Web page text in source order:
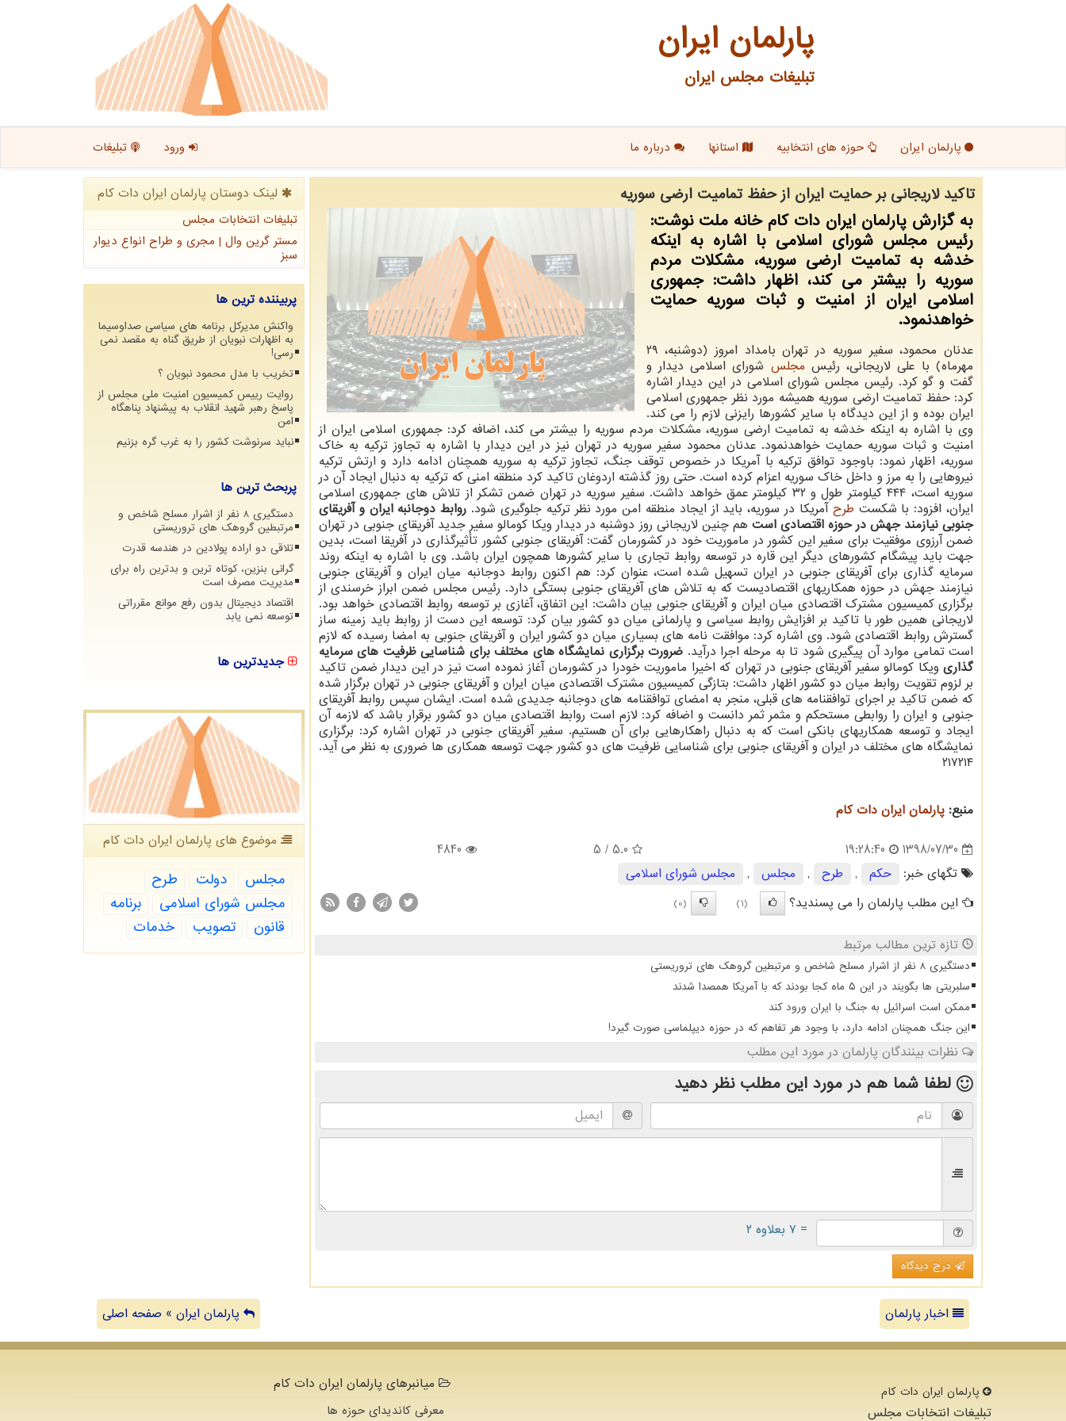
پارلمان ایران
تبلیغات مجلس ایران
پارلمان ایران حوزه های انتخابیه استانها درباره ما ورود تبلیغات
تاكید لاریجانی بر حمایت ایران از حفظ تمامیت ارضی سوریه
به گزارش پارلمان ایران دات كام خانه ملت نوشت:
رئیس مجلس شورای اسلامی با اشاره به اینكه
خدشه به تمامیت ارضی سوریه، مشكلات مردم
سوریه را بیشتر می كند، اظهار داشت: جمهوری
اسلامی ایران از امنیت و ثبات سوریه حمایت
خواهدنمود.
عدنان محمود، سفیر سوریه در تهران بامداد امروز (دوشنبه، ۲۹
مهرماه) با علی لاریجانی، رئیس مجلس شورای اسلامی دیدار و
گفت و گو كرد. رئیس مجلس شورای اسلامی در این دیدار اشاره
كرد: حفظ تمامیت ارضی سوریه همیشه مورد نظر جمهوری اسلامی
ایران بوده و از این دیدگاه با سایر كشورها رایزنی لازم را می كند.
وی با اشاره به اینكه خدشه به تمامیت ارضی سوریه، مشكلات مردم سوریه را بیشتر می كند، اضافه كرد: جمهوری اسلامی ایران از
امنیت و ثبات سوریه حمایت خواهدنمود. عدنان محمود سفیر سوریه در تهران نیز در این دیدار با اشاره به تجاوز تركیه به خاك
سوریه، اظهار نمود: باوجود توافق تركیه با آمریكا در خصوص توقف جنگ، تجاوز تركیه به سوریه همچنان ادامه دارد و ارتش تركیه
نیروهایی را به مرز و داخل خاك سوریه اعزام كرده است. حتی روز گذشته اردوغان تاكید كرد منطقه امنی كه تركیه به دنبال ایجاد آن در
سوریه است، ۴۴۴ كیلومتر طول و ۳۲ كیلومتر عمق خواهد داشت. سفیر سوریه در تهران ضمن تشكر از تلاش های جمهوری اسلامی
ایران، افزود: با شكست طرح آمریكا در سوریه، باید از ایجاد منطقه امن مورد نظر تركیه جلوگیری شود. روابط دوجانبه ایران و آفریقای
جنوبی نیازمند جهش در حوزه اقتصادی است هم چنین لاریجانی روز دوشنبه در دیدار ویكا كومالو سفیر جدید آفریقای جنوبی در تهران
ضمن آرزوی موفقیت برای سفیر این كشور در ماموریت خود در كشورمان گفت: آفریقای جنوبی كشور تأثیرگذاری در آفریقا است، بدین
جهت باید پیشگام كشورهای دیگر این قاره در توسعه روابط تجاری با سایر كشورها همچون ایران باشد. وی با اشاره به اینكه روند
سرمایه گذاری برای آفریقای جنوبی در ایران تسهیل شده است، عنوان كرد: هم اكنون روابط دوجانبه میان ایران و آفریقای جنوبی
نیازمند جهش در حوزه همكاریهای اقتصادیست كه به تلاش های آفریقای جنوبی بستگی دارد. رئیس مجلس ضمن ابراز خرسندی از
برگزاری كمیسیون مشترك اقتصادی میان ایران و آفریقای جنوبی بیان داشت: این اتفاق، آغازی بر توسعه روابط اقتصادی خواهد بود.
لاریجانی همین طور با تاكید بر افزایش روابط سیاسی و پارلمانی میان دو كشور بیان كرد: توسعه این دست از روابط باید زمینه ساز
گسترش روابط اقتصادی شود. وی اشاره كرد: موافقت نامه های بسیاری میان دو كشور ایران و آفریقای جنوبی به امضا رسیده كه لازم
است تمامی موارد آن پیگیری شود تا به مرحله اجرا درآید. ضرورت برگزاری نمایشگاه های مختلف برای شناسایی ظرفیت های سرمایه
گذاری ویكا كومالو سفیر آفریقای جنوبی در تهران كه اخیرا ماموریت خودرا در كشورمان آغاز نموده است نیز در این دیدار ضمن تاكید
بر لزوم تقویت روابط میان دو كشور اظهار داشت: بتازگی كمیسیون مشترك اقتصادی میان ایران و آفریقای جنوبی در تهران برگزار شده
كه ضمن تاكید بر اجرای توافقنامه های قبلی، منجر به امضای توافقنامه های دوجانبه جدیدی شده است. ایشان سپس روابط آفریقای
جنوبی و ایران را روابطی مستحكم و مثمر ثمر دانست و اضافه كرد: لازم است روابط اقتصادی میان دو كشور برقرار باشد كه لازمه آن
ایجاد و توسعه همكاریهای بانكی است كه به دنبال راهكارهایی برای آن هستیم. سفیر آفریقای جنوبی در تهران اشاره كرد: برگزاری
نمایشگاه های مختلف در ایران و آفریقای جنوبی برای شناسایی ظرفیت های دو كشور جهت توسعه همكاری ها ضروری به نظر می آید.
۲۱۷۲۱۴
منبع: پارلمان ایران دات كام
1398/07/30
19:28:40
5.0
/ 5
4840
تگهای خبر:
حكم , طرح , مجلس ,
مجلس شورای اسلامی
این مطلب پارلمان را می پسندید؟
(1)
(0)
تازه ترین مطالب مرتبط
دستگیری 8 نفر از اشرار مسلح شاخص و مرتبطین گروهک های تروریستی
سلبریتی ها بگویند در این ۵ ماه کجا بودند که با آمریکا همصدا شدند
ممکن است اسرائیل به جنگ با ایران ورود کند
این جنگ همچنان ادامه دارد، با وجود هر تفاهم که در حوزه دیپلماسی صورت گیرد!
نظرات بینندگان پارلمان در مورد این مطلب
لطفا شما هم در مورد این مطلب نظر دهید
= ۷ بعلاوه ۲
درج دیدگاه
لینک دوستان پارلمان ایران دات كام
تبلیغات انتخابات مجلس
مستر گرین وال | مجری و طراح انواع دیوار
سبز
پربیننده ترین ها
واکنش مدیرکل برنامه های سیاسی صداوسیما
به اظهارات نبویان از طریق گناه به مقصد نمی
رسی!
تخریب با مدل محمود نبویان ؟
روایت رییس کمیسیون امنیت ملی مجلس از
پاسخ رهبر شهید انقلاب به پیشنهاد پناهگاه
امن
نباید سرنوشت کشور را به غرب گره بزنیم
پربحث ترین ها
دستگیری 8 نفر از اشرار مسلح شاخص و
مرتبطین گروهک های تروریستی
تلاقی دو اراده پولادین در هندسه قدرت
گرانی بنزین، کوتاه ترین و بدترین راه برای
مدیریت مصرف است
اقتصاد دیجیتال بدون رفع موانع مقرراتی
توسعه نمی یابد
جدیدترین ها
موضوع های پارلمان ایران دات كام
مجلس دولت
طرح
مجلس شورای اسلامی
برنامه
قانون
تصویب خدمات
اخبار پارلمان پارلمان ایران » صفحه اصلی
پارلمان ایران دات كام
تبلیغات انتخابات مجلس
میانبرهای پارلمان ایران دات کام
معرفی کاندیدای حوزه ها